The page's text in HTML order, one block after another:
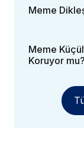
Meme
Meme
Koruyor mu?